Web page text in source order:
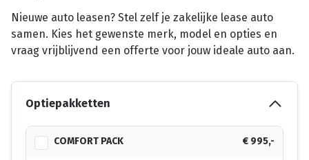
Nieuwe auto leasen? Stel zelf je zakelijke lease auto
samen. Kies het gewenste merk, model en opties en
vraag vrijblijvend een offerte voor jouw ideale auto aan.
Optiepakketten
COMFORT PACK € 995,-